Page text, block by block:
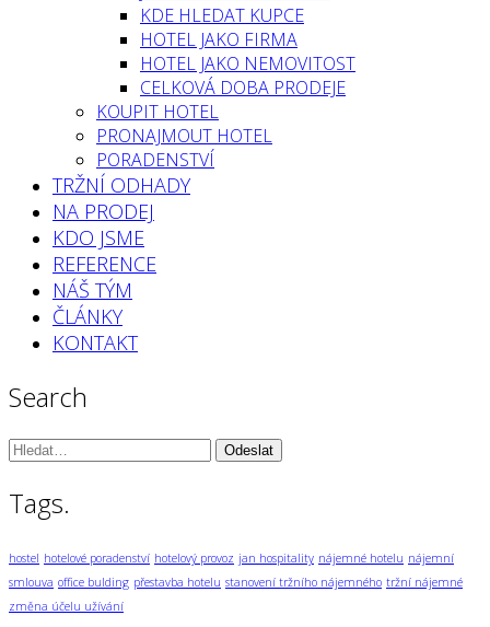
KDE HLEDAT KUPCE
HOTEL JAKO FIRMA
HOTEL JAKO NEMOVITOST
CELKOVÁ DOBA PRODEJE
KOUPIT HOTEL
PRONAJMOUT HOTEL
PORADENSTVÍ
TRŽNÍ ODHADY
NA PRODEJ
KDO JSME
REFERENCE
NÁŠ TÝM
ČLÁNKY
KONTAKT
Search
Vyhledávání:
Tags.
hostel hotelové poradenství hotelový provoz jan hospitality nájemné hotelu nájemní
smlouva office bulding přestavba hotelu stanovení tržního nájemného tržní nájemné
změna účelu užívání